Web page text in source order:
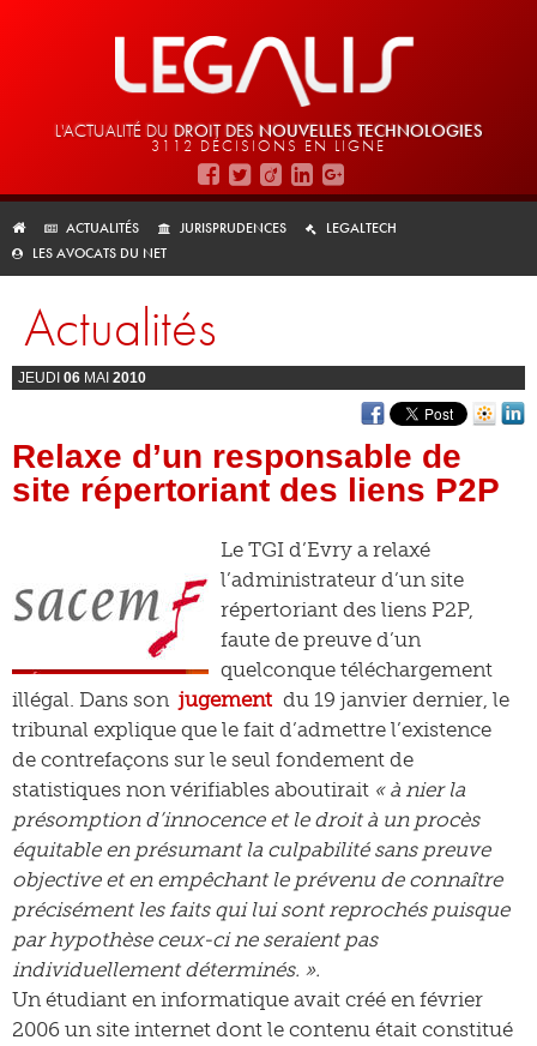
L'ACTUALITÉ DU DROIT DES NOUVELLES TECHNOLOGIES
3112 DÉCISIONS EN LIGNE
ACTUALITÉS JURISPRUDENCES
LEGALTECH
LES AVOCATS DU NET
Actualités
JEUDI 06 MAI 2010
Relaxe d’un responsable de
site répertoriant des liens P2P
Le TGI d’Evry a relaxé
l’administrateur d’un site
répertoriant des liens P2P,
faute de preuve d’un
quelconque téléchargement
illégal. Dans son jugement du 19 janvier dernier, le
tribunal explique que le fait d’admettre l’existence
de contrefaçons sur le seul fondement de
statistiques non vérifiables aboutirait « à nier la
présomption d’innocence et le droit à un procès
équitable en présumant la culpabilité sans preuve
objective et en empêchant le prévenu de connaître
précisément les faits qui lui sont reprochés puisque
par hypothèse ceux-ci ne seraient pas
individuellement déterminés. ».
Un étudiant en informatique avait créé en février
2006 un site internet dont le contenu était constitué